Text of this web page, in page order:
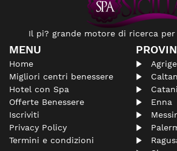
Il pi? grande motore di ricerca per
MENU
Home
Migliori centri benessere
Hotel con Spa
Offerte Benessere
Iscriviti
Privacy Policy
Termini e condizioni
Enna